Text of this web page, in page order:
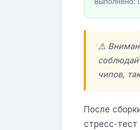
⚠️
чипов,
После
стресс-